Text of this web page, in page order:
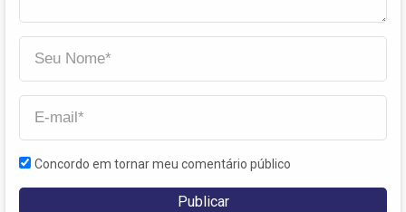
Concordo em tornar meu comentário público